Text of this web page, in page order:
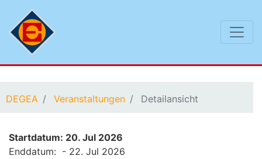
DEGEA Veranstaltungen Detailansicht
Startdatum: 20. Jul 2026
Enddatum: - 22. Jul 2026